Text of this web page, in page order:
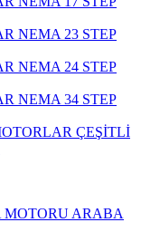
NEMA 23 STEP
NEMA 24 STEP
NEMA 34 STEP
ÇEŞİTLİ
ARABA